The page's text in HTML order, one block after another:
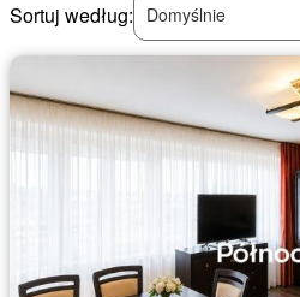
Sortuj według:
Domyślnie